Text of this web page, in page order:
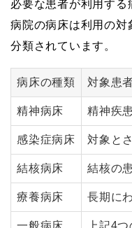
必要な患者が利用する
病院の病床は利用の対
分類されています。
病床の種類 対象患
精神病床 精神疾
感染症病床 対象と
結核病床 結核の
療養病床 長期に
一般病床 上記4